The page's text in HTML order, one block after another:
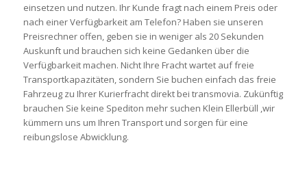
einsetzen und nutzen. Ihr Kunde fragt nach einem Preis oder
nach einer Verfügbarkeit am Telefon? Haben sie unseren
Preisrechner offen, geben sie in weniger als 20 Sekunden
Auskunft und brauchen sich keine Gedanken über die
Verfügbarkeit machen. Nicht Ihre Fracht wartet auf freie
Transportkapazitäten, sondern Sie buchen einfach das freie
Fahrzeug zu Ihrer Kurierfracht direkt bei transmovia. Zukünftig
brauchen Sie keine Spediton mehr suchen Klein Ellerbüll ,wir
kümmern uns um Ihren Transport und sorgen für eine
reibungslose Abwicklung.